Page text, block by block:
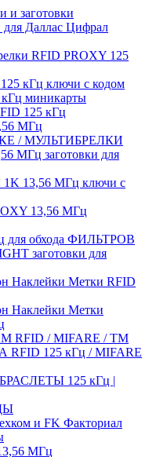
и заготовки
Даллас Цифрал
RFID PROXY 125
кГц ключи с кодом
миникарты
125 кГц
МГц
/ МУЛЬТИБРЕЛКИ
МГц заготовки для
13,56 МГц ключи с
13,56 МГц
для обхода ФИЛЬТРОВ
заготовки для
Наклейки Метки RFID
Наклейки Метки
RFID / MIFARE / TM
RFID 125 кГц / MIFARE
БРАСЛЕТЫ 125 кГц |
и FK Факториал
МГц